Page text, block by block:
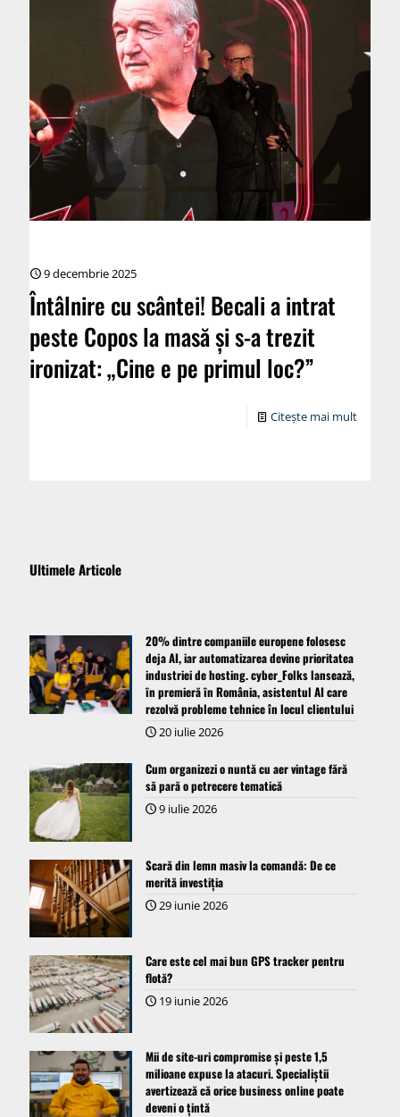
9 decembrie 2025
Întâlnire cu scântei! Becali a intrat
peste Copos la masă și s-a trezit
ironizat: „Cine e pe primul loc?”
Citește mai mult
Ultimele Articole
20% dintre companiile europene folosesc
deja AI, iar automatizarea devine prioritatea
industriei de hosting. cyber_Folks lansează,
ȋn premieră ȋn România, asistentul AI care
rezolvă probleme tehnice în locul clientului
20 iulie 2026
Cum organizezi o nuntă cu aer vintage fără
să pară o petrecere tematică
9 iulie 2026
Scară din lemn masiv la comandă: De ce
merită investiția
29 iunie 2026
Care este cel mai bun GPS tracker pentru
flotă?
19 iunie 2026
Mii de site-uri compromise și peste 1,5
milioane expuse la atacuri. Specialiștii
avertizează că orice business online poate
deveni o țintă